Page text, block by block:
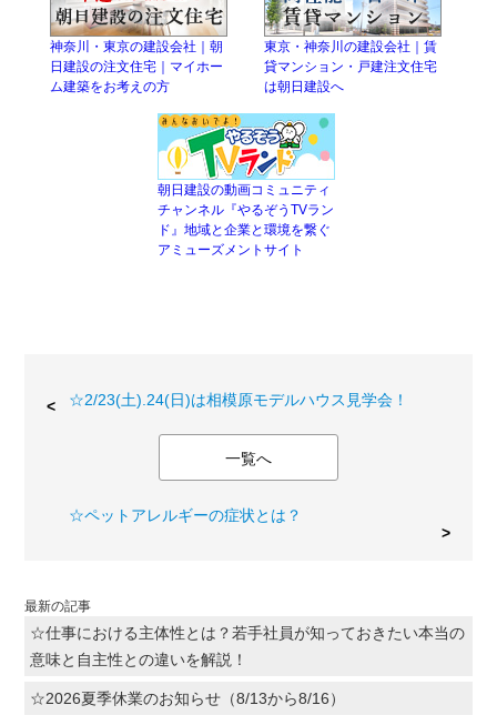
神奈川・東京の建設会社｜朝
日建設の注文住宅｜マイホー
ム建築をお考えの方
東京・神奈川の建設会社｜賃
貸マンション・戸建注文住宅
は朝日建設へ
朝日建設の動画コミュニティ
チャンネル『やるぞうTVラン
ド』地域と企業と環境を繋ぐ
アミューズメントサイト
☆2/23(土).24(日)は相模原モデルハウス見学会！
一覧へ
☆ペットアレルギーの症状とは？
最新の記事
☆仕事における主体性とは？若手社員が知っておきたい本当の
意味と自主性との違いを解説！
☆2026夏季休業のお知らせ（8/13から8/16）